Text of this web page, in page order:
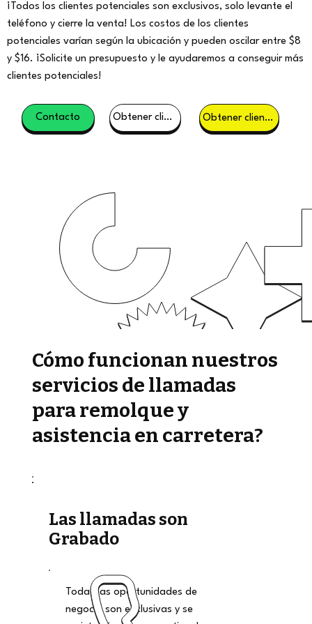
¡Todos los clientes potenciales son exclusivos, solo levante el
teléfono y cierre la venta! Los costos de los clientes
potenciales varían según la ubicación y pueden oscilar entre $8
y $16. ¡Solicite un presupuesto y le ayudaremos a conseguir más
clientes potenciales!
Contacto Obtener clientes potenciales Obtener clientes potenciales
Cómo funcionan nuestros
servicios de llamadas
para remolque y
asistencia en carretera?
Las llamadas son
Grabado
Todas las oportunidades de
negocio son exclusivas y se